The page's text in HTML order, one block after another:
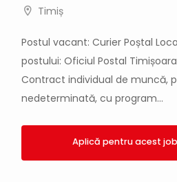
Timiș
Postul vacant: Curier Poștal
postului: Oficiul Postal
Contract individual de muncă,
nedeterminată, cu program...